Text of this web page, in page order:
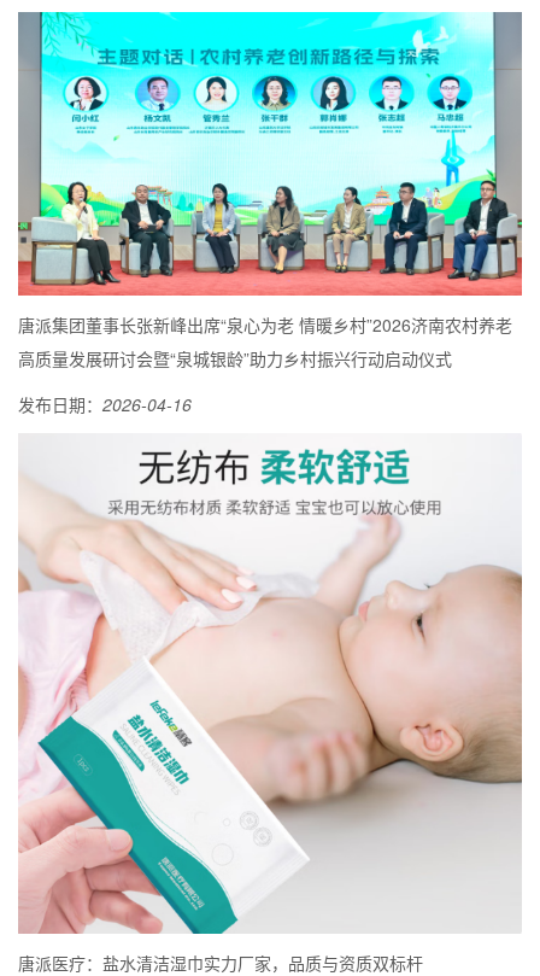
唐派集团董事长张新峰出席“泉心为老 情暖乡村”2026济南农村养老
高质量发展研讨会暨“泉城银龄”助力乡村振兴行动启动仪式
发布日期： 2026-04-16
唐派医疗：盐水清洁湿巾实力厂家，品质与资质双标杆